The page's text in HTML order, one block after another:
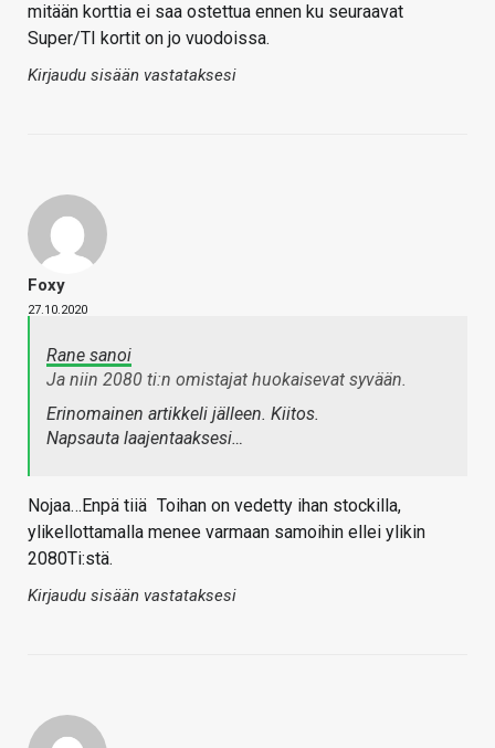
mitään korttia ei saa ostettua ennen ku seuraavat
Super/TI kortit on jo vuodoissa.
Kirjaudu sisään vastataksesi
Foxy
27.10.2020
Rane sanoi
Ja niin 2080 ti:n omistajat huokaisevat syvään.
Erinomainen artikkeli jälleen. Kiitos.
Napsauta laajentaaksesi…
Nojaa…Enpä tiiä Toihan on vedetty ihan stockilla,
ylikellottamalla menee varmaan samoihin ellei ylikin
2080Ti:stä.
Kirjaudu sisään vastataksesi